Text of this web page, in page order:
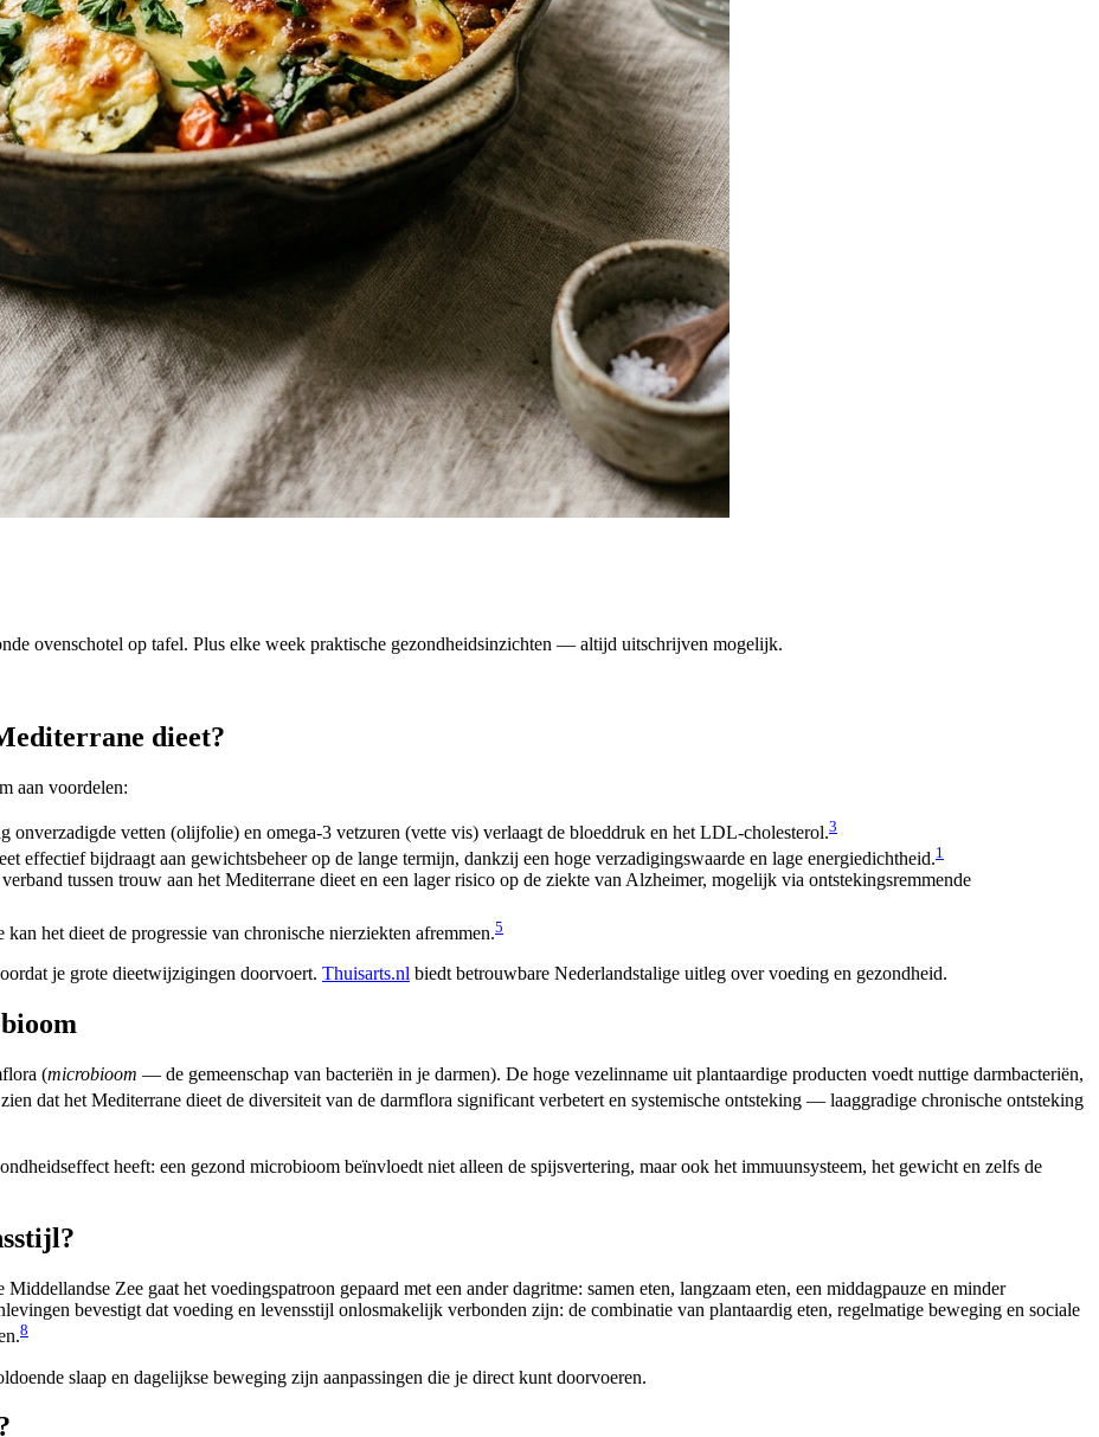
ovenschotel op tafel. Plus elke week praktische gezondheidsinzichten — altijd uitschrijven mogelijk.
dieet?
aan voordelen:
onverzadigde vetten (olijfolie) en omega-3 vetzuren (vette vis) verlaagt de bloeddruk en het LDL-cholesterol.3
effectief bijdraagt aan gewichtsbeheer op de lange termijn, dankzij een hoge verzadigingswaarde en lage energiedichtheid.1
tussen trouw aan het Mediterrane dieet en een lager risico op de ziekte van Alzheimer, mogelijk via ontstekingsremmende
het dieet de progressie van chronische nierziekten afremmen.5
je grote dieetwijzigingen doorvoert. Thuisarts.nl biedt betrouwbare Nederlandstalige uitleg over voeding en gezondheid.
(microbioom — de gemeenschap van bacteriën in je darmen). De hoge vezelinname uit plantaardige producten voedt nuttige darmbacteriën,
dat het Mediterrane dieet de diversiteit van de darmflora significant verbetert en systemische ontsteking — laaggradige chronische ontsteking
heeft: een gezond microbioom beïnvloedt niet alleen de spijsvertering, maar ook het immuunsysteem, het gewicht en zelfs de
Zee gaat het voedingspatroon gepaard met een ander dagritme: samen eten, langzaam eten, een middagpauze en minder
bevestigt dat voeding en levensstijl onlosmakelijk verbonden zijn: de combinatie van plantaardig eten, regelmatige beweging en sociale
8
slaap en dagelijkse beweging zijn aanpassingen die je direct kunt doorvoeren.